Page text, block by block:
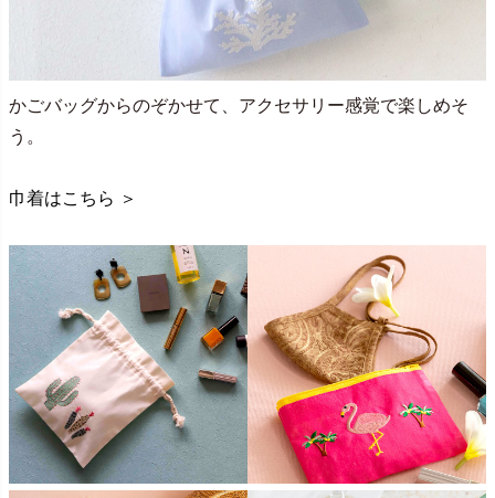
かごバッグからのぞかせて、アクセサリー感覚で楽しめそ
う。
巾着はこちら ＞